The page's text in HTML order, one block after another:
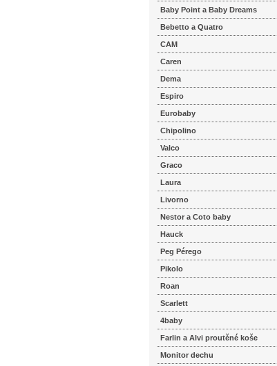
Baby Point a Baby Dreams
Bebetto a Quatro
CAM
Caren
Dema
Espiro
Eurobaby
Chipolino
Valco
Graco
Laura
Livorno
Nestor a Coto baby
Hauck
Peg Pérego
Pikolo
Roan
Scarlett
4baby
Farlin a Alvi proutěné koše
Monitor dechu